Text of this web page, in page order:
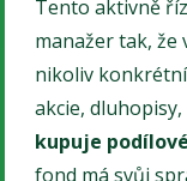
Tento aktivně
manažer tak, že
nikoliv
akcie,
kupuje
fond má svůj